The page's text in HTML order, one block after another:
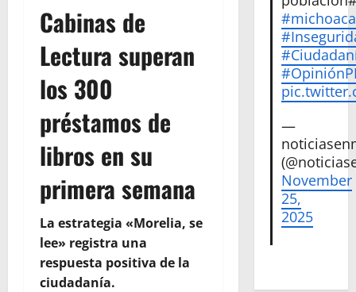
Cabinas de
Lectura superan
los 300
préstamos de
libros en su
primera semana
La estrategia «Morelia, se
lee» registra una
respuesta positiva de la
ciudadanía.
—
November
25,
2025